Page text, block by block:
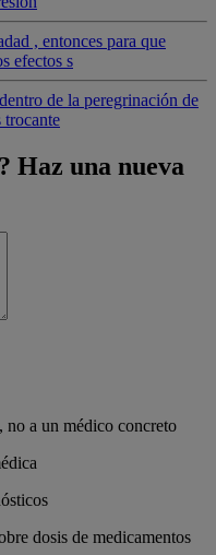
, entonces para que
efectos s
de la peregrinación de
trocante
Haz una nueva
no a un médico concreto
dosis de medicamentos